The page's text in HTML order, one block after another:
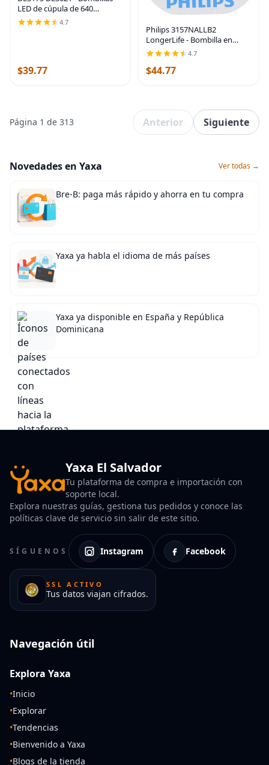
LED de cúpula de 640
lúmenes, extremadamente
brillantes, 3020 12-EX,
4.7
$39.77
Philips 3157NALLB2
LongerLife - Bombilla en
miniatura, 2 unidades
(paquete de 1)
4.7
$44.77
Página 1 de 313 Anterior Siguiente
Novedades en Yaxa Ver todas →
Bre-B: paga más rápido y ahorra en tu compra
Yaxa ya habla el idioma de más países
Yaxa ya disponible en España y República
Dominicana
Yaxa El Salvador
Tu plataforma de compra e importación con
soporte local.
Explora nuestras guías, gestiona tus pedidos y conoce las
políticas clave de servicio sin salir de este sitio.
SÍGUENOS Instagram Facebook
SSL ACTIVO
Tus datos viajan cifrados.
Navegación útil
Explora Yaxa
•Inicio
•Explorar
•Tendencias
•Bienvenido a Yaxa
•Blogs de la tienda